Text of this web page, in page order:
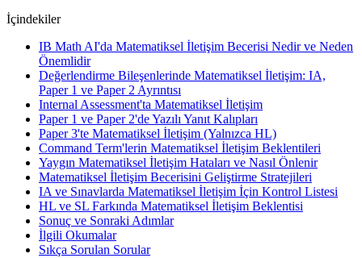
İçindekiler
IB Math AI'da Matematiksel İletişim Becerisi Nedir ve Neden
Önemlidir
Değerlendirme Bileşenlerinde Matematiksel İletişim: IA,
Paper 1 ve Paper 2 Ayrıntısı
Internal Assessment'ta Matematiksel İletişim
Paper 1 ve Paper 2'de Yazılı Yanıt Kalıpları
Paper 3'te Matematiksel İletişim (Yalnızca HL)
Command Term'lerin Matematiksel İletişim Beklentileri
Yaygın Matematiksel İletişim Hataları ve Nasıl Önlenir
Matematiksel İletişim Becerisini Geliştirme Stratejileri
IA ve Sınavlarda Matematiksel İletişim İçin Kontrol Listesi
HL ve SL Farkında Matematiksel İletişim Beklentisi
Sonuç ve Sonraki Adımlar
İlgili Okumalar
Sıkça Sorulan Sorular